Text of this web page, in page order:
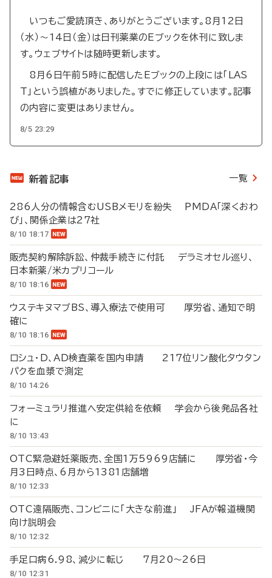
いつもご愛読頂き、ありがとうございます。8月12日
（水）～14日（金）は日刊薬業のEブックを休刊に致しま
す。ウェブサイトは随時更新します。
8月6日午前5時に配信したEブックの上段には「LAS
T」という誤植がありました。すでに修正しています。記事
の内容に変更はありません。
8/5 23:29
新着記事 一覧
286人分の情報含むUSBメモリを紛失 PMDA「深くおわ
び」、関係企業は27社
8/10 18:17
販売契約解除訴訟、仲裁手続きに付託 デラミオセル巡り、
日本新薬/米カプリコール
8/10 18:16
ウステキヌマブBS、導入療法で使用可 厚労省、通知で明
確に
8/10 18:16
ロシュ・D、AD検査薬を国内申請 217位リン酸化タウタン
パクを血漿で測定
8/10 14:26
フォーミュラリ推進へ安定供給を依頼 学会から後発品各社
に
8/10 13:43
OTC緊急避妊薬販売、全国1万5969店舗に 厚労省・今
月3日時点、6月から1381店舗増
8/10 12:33
OTC遠隔販売、コンビニに「大きな前進」 JFAが報道機関
向け説明会
8/10 12:32
手足口病6.98、減少に転じ 7月20～26日
8/10 12:31